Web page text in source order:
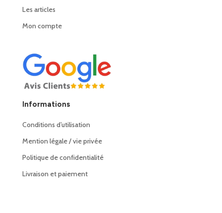
Les articles
Mon compte
Informations
Conditions d’utilisation
Mention légale / vie privée
Politique de confidentialité
Livraison et paiement